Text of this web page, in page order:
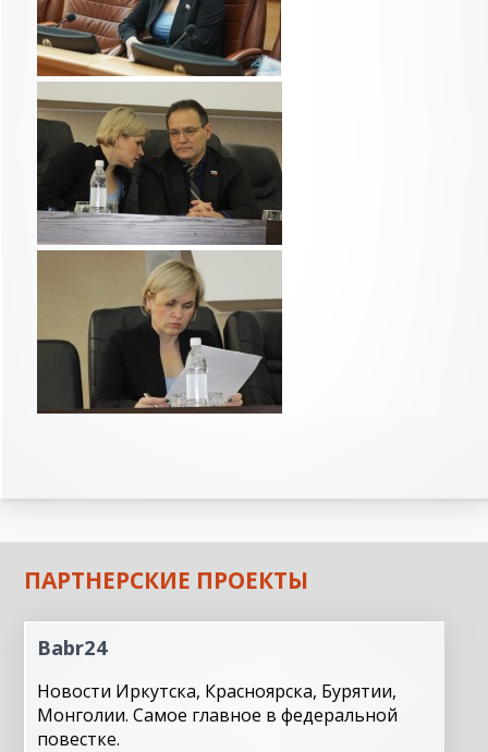
ПАРТНЕРСКИЕ ПРОЕКТЫ
Babr24
Новости Иркутска, Красноярска, Бурятии,
Монголии. Самое главное в федеральной
повестке.